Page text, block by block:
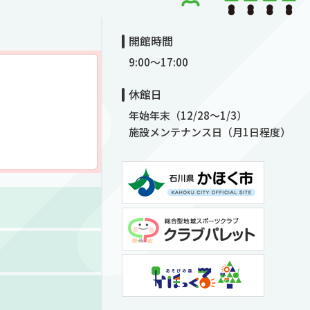
開館時間
9:00～17:00
休館日
年始年末（12/28～1/3）
施設メンテナンス日（月1日程度）